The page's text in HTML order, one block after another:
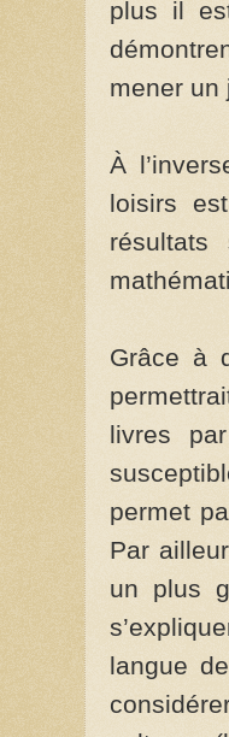
plus il
mener un
À
loisirs
Grâce à
livres
permet
Par
un plus
langue